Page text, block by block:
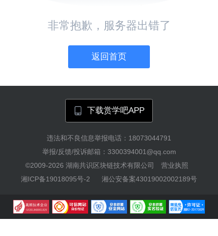
非常抱歉，服务器出错了
返回首页
下载赏学吧APP
违法和不良信息举报电话：18073044791
举报/反馈/投诉邮箱：3300394001@qq.com
©2009-2026 湖南共识区块链技术有限公司
营业执照
湘ICP备19018095号-2
湘公安备案43019002002189号